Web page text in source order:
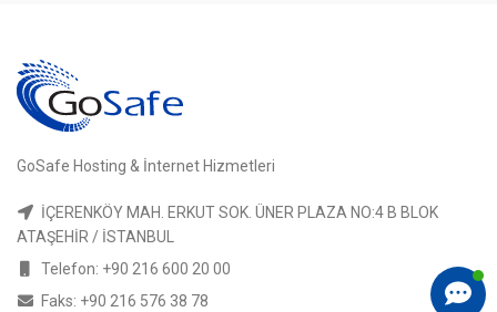
GoSafe Hosting & İnternet Hizmetleri
İÇERENKÖY MAH. ERKUT SOK. ÜNER PLAZA NO:4 B BLOK
ATAŞEHİR / İSTANBUL
Telefon: +90 216 600 20 00
Faks: +90 216 576 38 78